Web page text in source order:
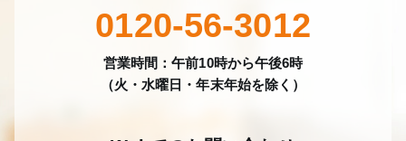
0120-56-3012
営業時間：午前10時から午後6時
（火・水曜日・年末年始を除く）